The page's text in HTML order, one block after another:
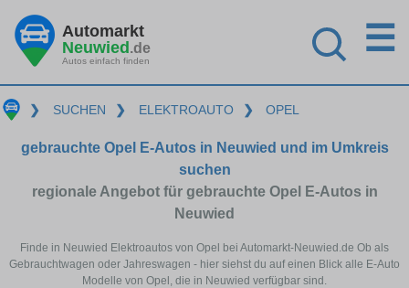
Automarkt
Neuwied.de
Autos einfach finden
☰
❯ SUCHEN ❯ ELEKTROAUTO ❯ OPEL
gebrauchte Opel E-Autos in Neuwied und im Umkreis
suchen
regionale Angebot für gebrauchte Opel E-Autos in
Neuwied
Finde in Neuwied Elektroautos von Opel bei Automarkt-Neuwied.de Ob als
Gebrauchtwagen oder Jahreswagen - hier siehst du auf einen Blick alle E-Auto
Modelle von Opel, die in Neuwied verfügbar sind.